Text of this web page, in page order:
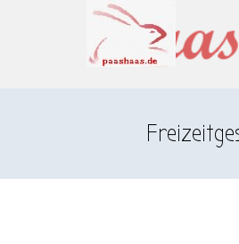
Direkt zum Seiteninhalt